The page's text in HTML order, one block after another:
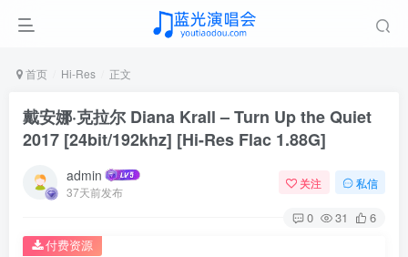
首页 Hi-Res 正文
戴安娜·克拉尔 Diana Krall – Turn Up the Quiet
2017 [24bit/192khz] [Hi-Res Flac 1.88G]
admin
37天前发布
关注 私信
0 31 6
付费资源